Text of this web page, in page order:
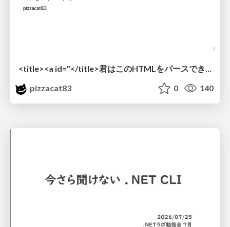
<title><a id="</title>君はこのHTMLをパースできるか"></a></title> #雑LT_study
pizzacat83
0 140